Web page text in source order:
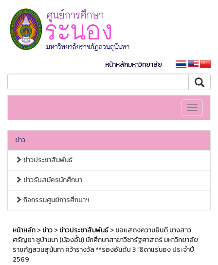
หน้าหลักมหาวิทยาลัย
Toggle
ข่าว
ข่าวประชาสัมพันธ์
ข่าวรับสมัครนักศึกษา
กิจกรรมศูนย์การศึกษาฯ
หน้าหลัก>ข่าว>ข่าวประชาสัมพันธ์> ขอแสดงความยินดี นางสาว
ศรัญยา ชูบ้านนา (น้องอั้ม) นักศึกษาสาขาวิชารัฐศาสตร์ มหาวิทยาลัย
ราชภัฏสวนสุนันทา คว้ารางวัล **รองอันดับ 3 “ธิดาแร่นอง ประจำปี
2569